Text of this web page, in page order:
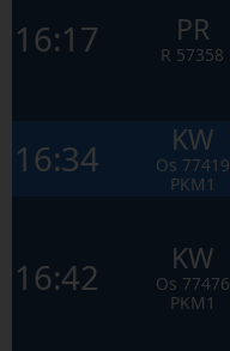
16:17 PR
R 57358
16:34 KW
Os 77419
PKM1
16:42 KW
Os 77476
PKM1
poruszać
się
ramach
otwartego